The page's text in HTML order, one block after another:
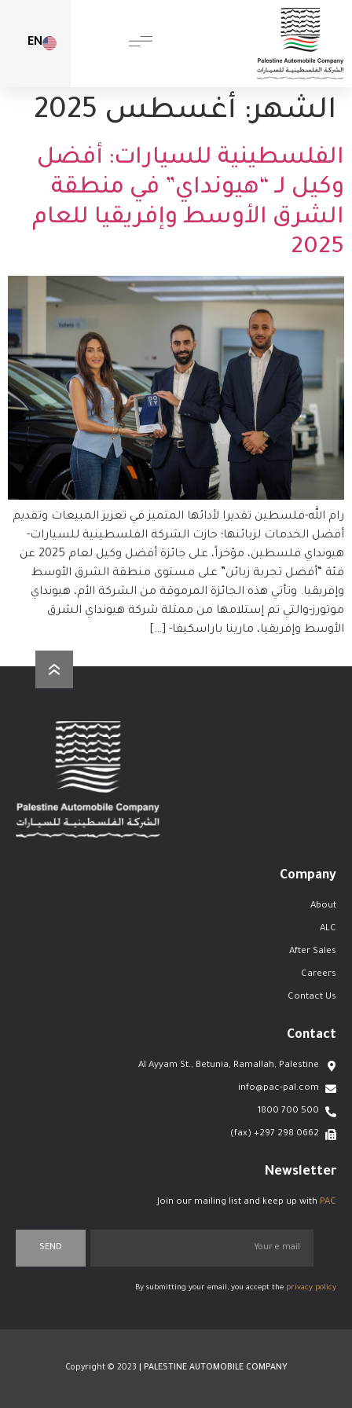
EN
الشهر: أغسطس 2025
الفلسطينية للسيارات: أفضل
وكيل لـ “هيونداي” في منطقة
الشرق الأوسط وإفريقيا للعام
2025
رام الله-فلسطين تقديرا لأدائها المتميز في تعزيز المبيعات وتقديم
أفضل الخدمات لزبائنها؛ حازت الشركة الفلسطينية للسيارات-
هيونداي فلسطين، مؤخراً، على جائزة أفضل وكيل لعام 2025 عن
فئة “أفضل تجربة زبائن” على مستوى منطقة الشرق الأوسط
وإفريقيا. وتأتي هذه الجائزة المرموقة من الشركة الأم، هيونداي
موتورز-والتي تم إستلامها من ممثلة شركة هيونداي الشرق
الأوسط وإفريقيا، مارينا باراسكيفا- […]
Company
About
ALC
After Sales
Careers
Contact Us
Contact
Al Ayyam St., Betunia, Ramallah, Palestine
info@pac-pal.com
500 700 1800
0662 298 297+ (fax)
Newsletter
Join our mailing list and keep up with PAC
SEND
By submitting your email, you accept the privacy policy
Copyright © 2023 | PALESTINE AUTOMOBILE COMPANY